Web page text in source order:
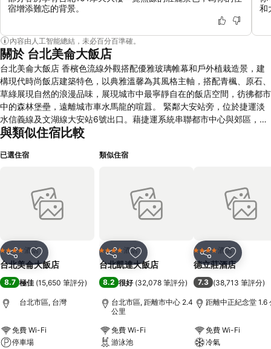
宿增添難忘的背景。
和
內容由人工智能總結，未必百分百準確。
關於 台北美侖大飯店
台北美侖大飯店 香檳色流線外觀搭配優雅玻璃帷幕和戶外植栽造景，建
構現代時尚飯店建築特色，以典雅溫馨為其風格主軸，搭配青楓、原石、
草綠展現自然的浪漫品味，展現城市中最寧靜自在的飯店空間，彷彿都市
中的森林堡壘，遠離城市車水馬龍的喧囂。 緊鄰大安站旁，位於捷運淡
水信義線及文湖線大安站6號出口。藉捷運系統串聯都市中心與郊區，四
通八達絕佳的地點位置。從台北美侖大飯店出發，最方便最快速到達市區
公和旅遊三種需求。 以『Your Home in Taipei』為概念出發，透過全新
氛下徹底解放身心，感受體貼的服務與最尊貴的禮遇。
與類似住宿比較
已選住宿
分享 放到收藏夾
4 星級 酒店
台北美侖大飯店
8.7 極佳 (15,650 筆評分)
台北市區, 台灣
免費 Wi-Fi
停車場
類似住宿
分享 放到收藏夾
4 星級 酒店
台北凱達大飯店
8.2 很好 (32,078 筆評分)
台北市區, 距離市中心 2.4
公里
免費 Wi-Fi
游泳池
分享 放到收藏
4 星級 酒店
德立莊酒店
7.3 (38,713 筆評分)
距離中正紀念堂 1.6
免費 Wi-Fi
冷氣